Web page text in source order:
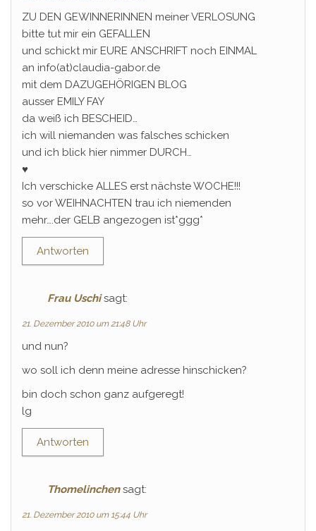
ZU DEN GEWINNERINNEN meiner VERLOSUNG
bitte tut mir ein GEFALLEN
und schickt mir EURE ANSCHRIFT noch EINMAL
an info(at)claudia-gabor.de
mit dem DAZUGEHÖRIGEN BLOG
ausser EMILY FAY
da weiß ich BESCHEID…
ich will niemanden was falsches schicken
und ich blick hier nimmer DURCH…
♥
Ich verschicke ALLES erst nächste WOCHE!!!
so vor WEIHNACHTEN trau ich niemenden
mehr….der GELB angezogen ist*ggg*
Antworten
Frau Uschi sagt:
21. Dezember 2010 um 21:48 Uhr
und nun?
wo soll ich denn meine adresse hinschicken?
bin doch schon ganz aufgeregt!
lg
Antworten
Thomelinchen sagt:
21. Dezember 2010 um 15:44 Uhr